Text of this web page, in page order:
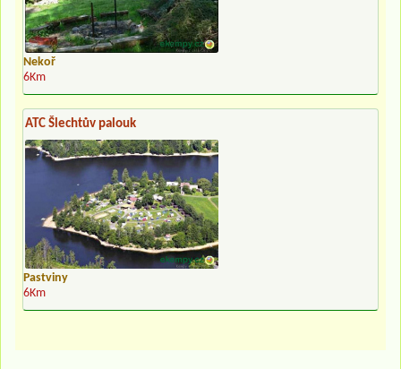
Nekoř
6Km
ATC Šlechtův palouk
Pastviny
6Km